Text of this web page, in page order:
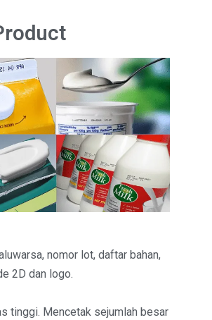
nomor lot, daftar bahan,
2D dan logo.
tinggi. Mencetak sejumlah besar